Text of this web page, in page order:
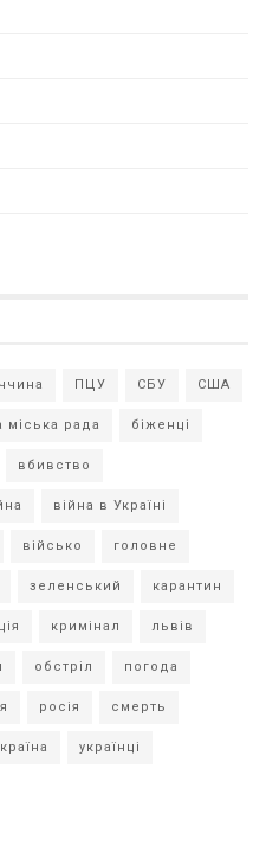
ПЦУ СБУ США
міська рада біженці
вбивство
війна в Україні
військо головне
зеленський карантин
кримінал львів
обстріл погода
росія смерть
українці